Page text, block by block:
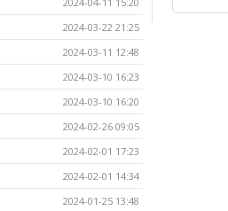
2024-03-22 21:25
2024-03-11 12:48
2024-03-10 16:23
2024-03-10 16:20
2024-02-26 09:05
2024-02-01 17:23
2024-02-01 14:34
2024-01-25 13:48